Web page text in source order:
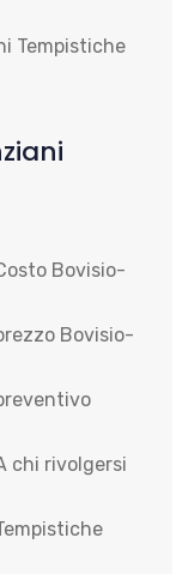
Tempistiche
Bovisio-
Bovisio-
chi rivolgersi